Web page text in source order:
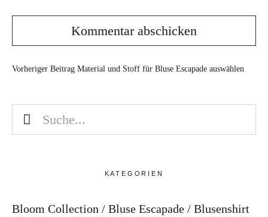
Vorheriger Beitrag Material und Stoff für Bluse Escapade auswählen
KATEGORIEN
Bloom Collection Bluse Escapade
Blusenshirt